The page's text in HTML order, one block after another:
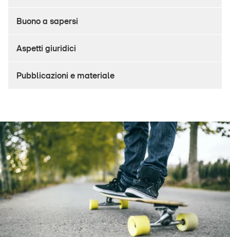
Posti vacanti
Corsi ed eventi
Prodotti sicuri
Approfondimenti giuridici
Delegate e delegati alla sicurezza e Comuni
Buono a sapersi
Aspetti giuridici
Pubblicazioni e materiale